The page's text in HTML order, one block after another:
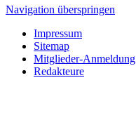
Navigation überspringen
Impressum
Sitemap
Mitglieder-Anmeldung
Redakteure